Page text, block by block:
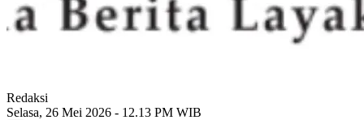
Redaksi
Selasa, 26 Mei 2026 - 12.13 PM WIB